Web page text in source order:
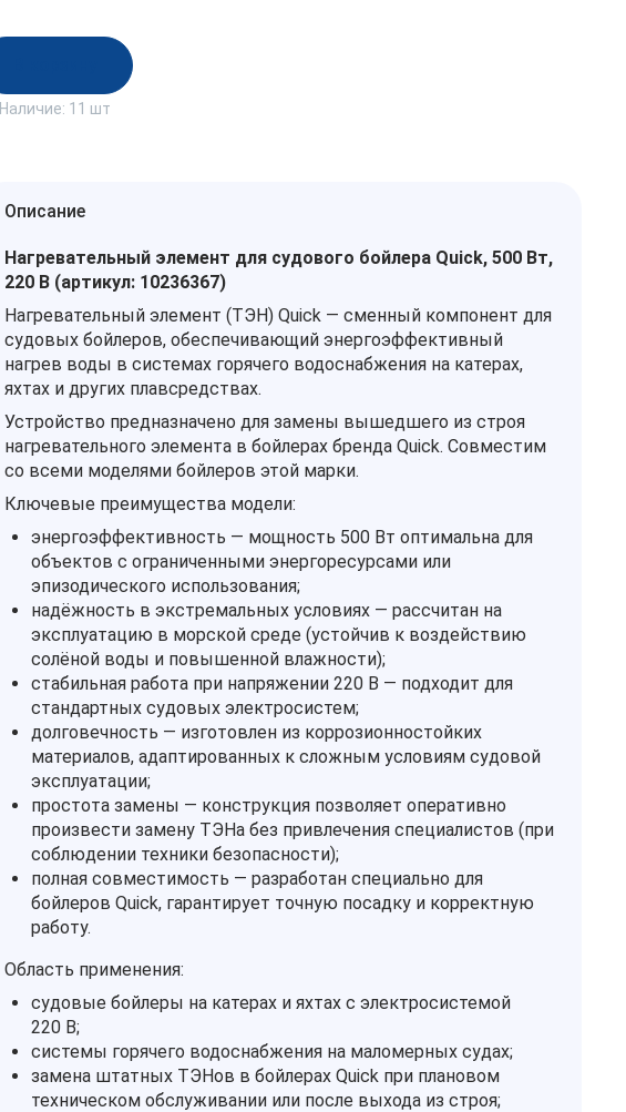
Наличие: 11 шт
Описание
Нагревательный элемент для судового бойлера Quick, 500 Вт,
220 В (артикул: 10236367)
Нагревательный элемент (ТЭН) Quick — сменный компонент для
судовых бойлеров, обеспечивающий энергоэффективный
нагрев воды в системах горячего водоснабжения на катерах,
яхтах и других плавсредствах.
Устройство предназначено для замены вышедшего из строя
нагревательного элемента в бойлерах бренда Quick. Совместим
со всеми моделями бойлеров этой марки.
Ключевые преимущества модели:
энергоэффективность — мощность 500 Вт оптимальна для
объектов с ограниченными энергоресурсами или
эпизодического использования;
надёжность в экстремальных условиях — рассчитан на
эксплуатацию в морской среде (устойчив к воздействию
солёной воды и повышенной влажности);
стабильная работа при напряжении 220 В — подходит для
стандартных судовых электросистем;
долговечность — изготовлен из коррозионностойких
материалов, адаптированных к сложным условиям судовой
эксплуатации;
простота замены — конструкция позволяет оперативно
произвести замену ТЭНа без привлечения специалистов (при
соблюдении техники безопасности);
полная совместимость — разработан специально для
бойлеров Quick, гарантирует точную посадку и корректную
работу.
Область применения:
судовые бойлеры на катерах и яхтах с электросистемой
220 В;
системы горячего водоснабжения на маломерных судах;
замена штатных ТЭНов в бойлерах Quick при плановом
техническом обслуживании или после выхода из строя;